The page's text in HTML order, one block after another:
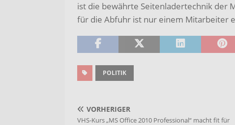
ist die bewährte Seitenladertechnik der
für die Abfuhr ist nur einem Mitarbeiter
POLITIK
VORHERIGER
VHS-Kurs „MS Office 2010 Professional“ macht fit für